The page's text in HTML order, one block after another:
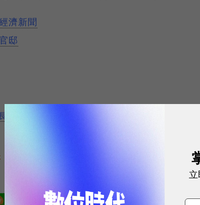
濟新聞
邸
Sheryl Sandberg五點半下班，其實你也該這麼做